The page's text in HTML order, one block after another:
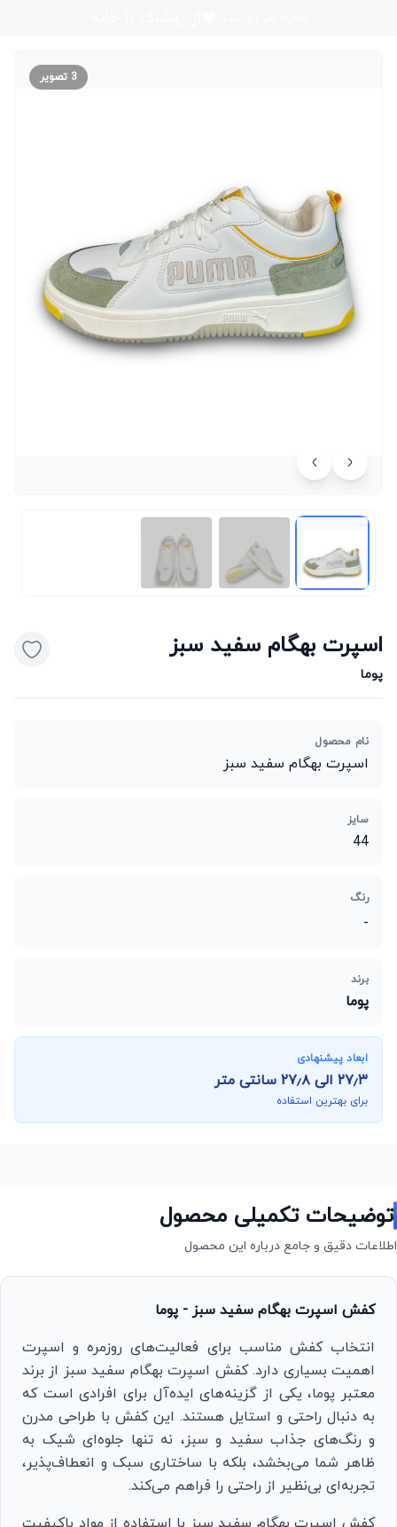
3 تصویر
اسپرت بهگام سفید سبز
پوما
نام محصول
اسپرت بهگام سفید سبز
سایز
44
رنگ
-
برند
پوما
ابعاد پیشنهادی
۲۷٫۳ الی۲۷٫۸سانتی متر
برای بهترین استفاده
توضیحات تکمیلی محصول
اطلاعات دقیق و جامع درباره این محصول
کفش اسپرت بهگام سفید سبز - پوما
انتخاب کفش مناسب برای فعالیت‌های روزمره و اسپرت
اهمیت بسیاری دارد. کفش اسپرت بهگام سفید سبز از برند
معتبر پوما، یکی از گزینه‌های ایده‌آل برای افرادی است که
به دنبال راحتی و استایل هستند. این کفش با طراحی مدرن
و رنگ‌های جذاب سفید و سبز، نه تنها جلوه‌ای شیک به
ظاهر شما می‌بخشد، بلکه با ساختاری سبک و انعطاف‌پذیر،
تجربه‌ای بی‌نظیر از راحتی را فراهم می‌کند.